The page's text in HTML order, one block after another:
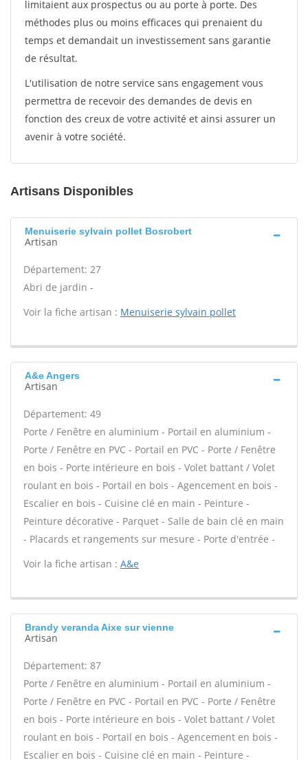
limitaient aux prospectus ou au porte à porte. Des
méthodes plus ou moins efficaces qui prenaient du
temps et demandait un investissement sans garantie
de résultat.
L'utilisation de notre service sans engagement vous
permettra de recevoir des demandes de devis en
fonction des creux de votre activité et ainsi assurer un
avenir à votre société.
Artisans Disponibles
Menuiserie sylvain pollet Bosrobert
Artisan
Département: 27
Abri de jardin -
Voir la fiche artisan : Menuiserie sylvain pollet
A&e Angers
Artisan
Département: 49
Porte / Fenêtre en aluminium - Portail en aluminium -
Porte / Fenêtre en PVC - Portail en PVC - Porte / Fenêtre
en bois - Porte intérieure en bois - Volet battant / Volet
roulant en bois - Portail en bois - Agencement en bois -
Escalier en bois - Cuisine clé en main - Peinture -
Peinture décorative - Parquet - Salle de bain clé en main
- Placards et rangements sur mesure - Porte d'entrée -
Voir la fiche artisan : A&e
Brandy veranda Aixe sur vienne
Artisan
Département: 87
Porte / Fenêtre en aluminium - Portail en aluminium -
Porte / Fenêtre en PVC - Portail en PVC - Porte / Fenêtre
en bois - Porte intérieure en bois - Volet battant / Volet
roulant en bois - Portail en bois - Agencement en bois -
Escalier en bois - Cuisine clé en main - Peinture -